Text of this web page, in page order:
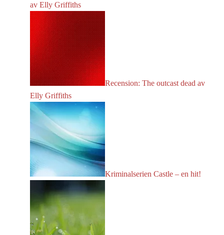
av Elly Griffiths
Recension: The outcast dead av
Elly Griffiths
Kriminalserien Castle – en hit!